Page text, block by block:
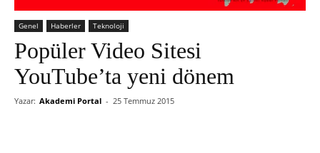
Genel Haberler Teknoloji
Popüler Video Sitesi
YouTube’ta yeni dönem
Yazar: Akademi Portal - 25 Temmuz 2015